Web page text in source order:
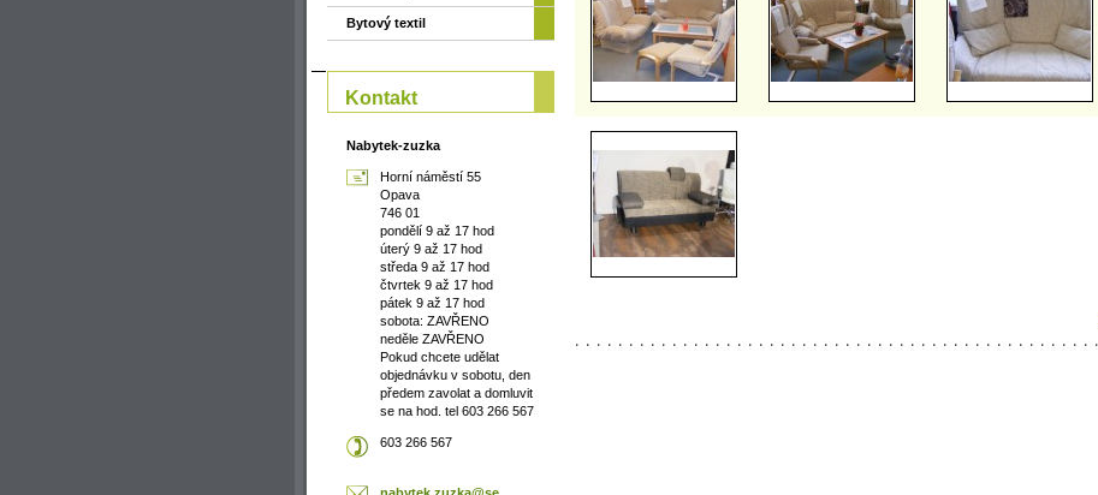
Bytový textil
Kontakt
Nabytek-zuzka
Horní náměstí 55
Opava
746 01
pondělí 9 až 17 hod
úterý 9 až 17 hod
středa 9 až 17 hod
čtvrtek 9 až 17 hod
pátek 9 až 17 hod
sobota: ZAVŘENO
neděle ZAVŘENO
Pokud chcete udělat
objednávku v sobotu, den
předem zavolat a domluvit
se na hod. tel 603 266 567
603 266 567
nabytek. zuzka@se